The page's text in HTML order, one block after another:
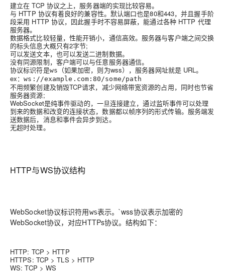
建立在 TCP 协议之上，服务器端的实现比较容易。
与 HTTP 协议有着良好的兼容性。默认端口也是80和443，并且握手阶
段采用 HTTP 协议，因此握手时不容易屏蔽，能通过各种 HTTP 代理
服务器。
数据格式比较轻量，性能开销小，通信高效。服务器与客户端之间交换
的标头信息大概只有2字节;
可以发送文本，也可以发送二进制数据。
没有同源限制，客户端可以与任意服务器通信。
协议标识符是ws
（如果加密，则为wss），服务器网址就是 URL。
ex：ws://example.com:80/some/path
不用频繁创建及销毁TCP请求，减少网络带宽资源的占用，同时也节省
服务器资源;
WebSocket是纯事件驱动的，一旦连接建立，通过监听事件可以处理
到来的数据和改变的连接状态，数据都以帧序列的形式传输。服务端发
送数据后，消息和事件会异步到达。
无超时处理。
HTTP与WS协议结构
WebSocket协议标识符用ws表示。`wss协议表示加密的
WebSocket协议，对应HTTPs协议。结构如下：
HTTP: TCP > HTTP
HTTPS: TCP > TLS > HTTP
WS: TCP > WS